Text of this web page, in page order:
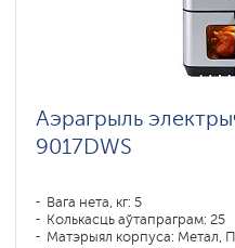
Аэрагрыль
9017DWS
Вага нета, кг: 5
Колькасць аўтапраграм: 25
Матэрыял корпуса: Метал,